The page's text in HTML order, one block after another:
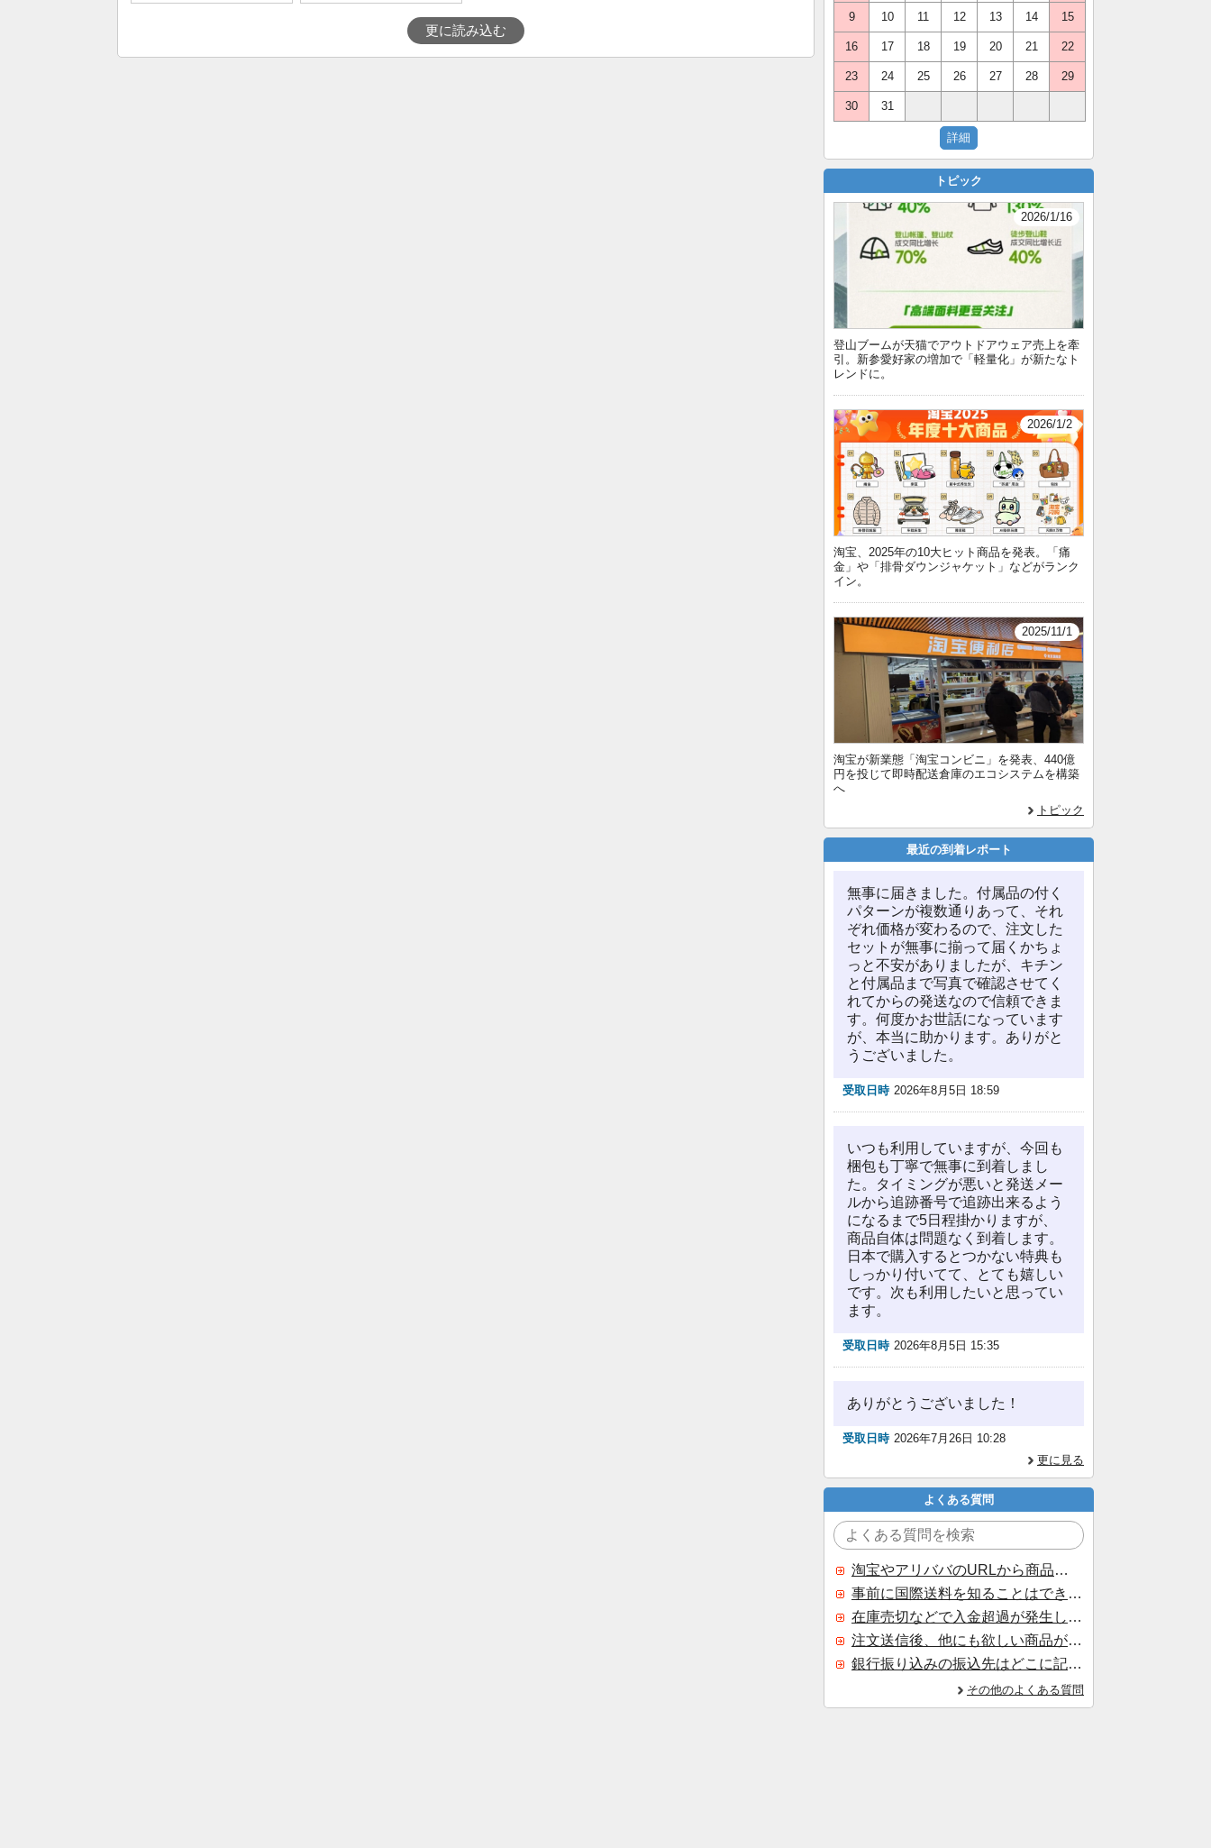
更に読み込む
9 10 11 12 13 14 15
16 17 18 19 20 21 22
23 24 25 26 27 28 29
30 31
トピック
2026/1/16
登山ブームが天猫でアウトドアウェア売上を牽
引。新参愛好家の増加で「軽量化」が新たなト
レンドに。
2026/1/2
淘宝、2025年の10大ヒット商品を発表。「痛
金」や「排骨ダウンジャケット」などがランク
イン。
2025/11/1
淘宝が新業態「淘宝コンビニ」を発表、440億
円を投じて即時配送倉庫のエコシステムを構築
へ
トピック
最近の到着レポート
無事に届きました。付属品の付く
パターンが複数通りあって、それ
ぞれ価格が変わるので、注文した
セットが無事に揃って届くかちょ
っと不安がありましたが、キチン
と付属品まで写真で確認させてく
れてからの発送なので信頼できま
す。何度かお世話になっています
が、本当に助かります。ありがと
うございました。
受取日時 2026年8月5日 18:59
いつも利用していますが、今回も
梱包も丁寧で無事に到着しまし
た。タイミングが悪いと発送メー
ルから追跡番号で追跡出来るよう
になるまで5日程掛かりますが、
商品自体は問題なく到着します。
日本で購入するとつかない特典も
しっかり付いてて、とても嬉しい
です。次も利用したいと思ってい
ます。
受取日時 2026年8月5日 15:35
ありがとうございました！
受取日時 2026年7月26日 10:28
更に見る
よくある質問
淘宝やアリババのURLから商品を探すことはできますか？
事前に国際送料を知ることはできますか？
在庫売切などで入金超過が発生した場合はいつ返金されますか？
注文送信後、他にも欲しい商品が見つかった場合、追加注文できますか？
銀行振り込みの振込先はどこに記載されていますか？
その他のよくある質問